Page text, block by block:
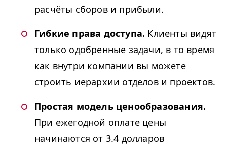
расчёты сборов и прибыли.
Гибкие права доступа. Клиенты видят
только одобренные задачи, в то время
как внутри компании вы можете
строить иерархии отделов и проектов.
Простая модель ценообразования.
При ежегодной оплате цены
начинаются от 3.4 долларов